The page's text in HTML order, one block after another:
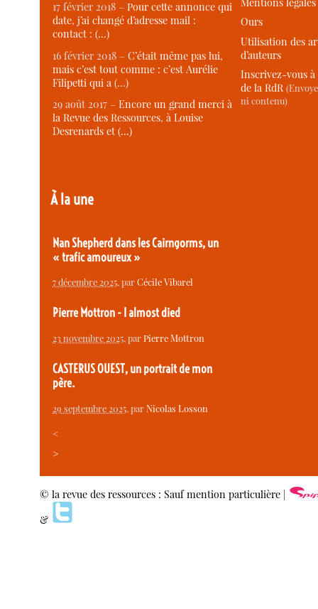
17 février 2018 –Pour cette annonce qui
date, j’ai changé d’adresse mail :
contact : (…)
16 février 2018 –C’était même pas lui,
mais c’est tout comme : c’est Aurélie
Filipetti qui a (…)
29 août 2017 –Encore un grand merci à
la Revue des Ressources, à Louise
Desrenards et (…)
À la une
Nan Shepherd dans les Cairngorms, un
« trafic amoureux »
7 décembre 2025, parCécile Vibarel
Pierre Mottron - I almost died
23 novembre 2025, parPierre Mottron
CASTERUS OUEST, un portrait de mon
père.
29 septembre 2025, parNicolas Losson
<
>
Ours
Utilisation des
d’auteurs
Inscrivez-vous
de la RdR
ni contenu)
© la revue des ressources : Sauf mention particulière |
&